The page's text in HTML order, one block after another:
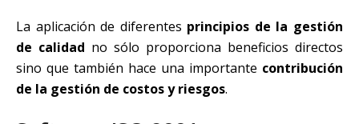
La aplicación de diferentes principios de la gestión
de calidad no sólo proporciona beneficios directos
sino que también hace una importante contribución
de la gestión de costos y riesgos.